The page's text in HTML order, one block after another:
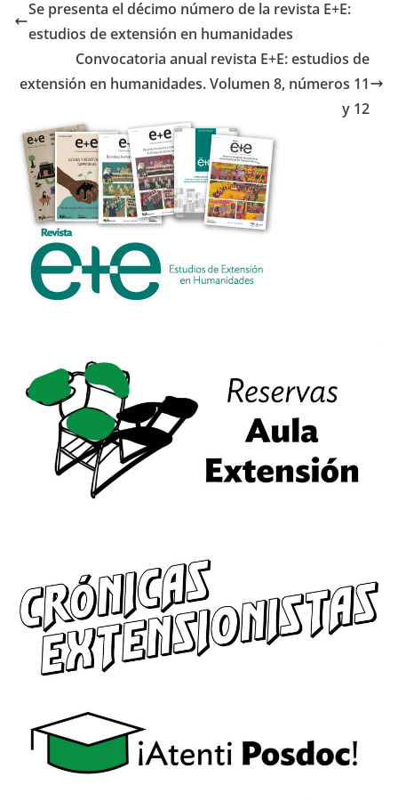
o
o
k
Se presenta el décimo número de la revista E+E:
estudios de extensión en humanidades
Convocatoria anual revista E+E: estudios de
extensión en humanidades. Volumen 8, números 11
y 12